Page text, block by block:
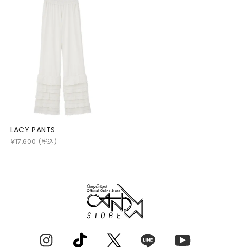
LACY PANTS
￥17,600 (税込)